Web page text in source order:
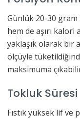
Günlük 20-30
hem de aşırı kalori
yaklaşık olarak bir
ölçüyle
maksimuma
Tokluk Süresi
Fıstık yüksek lif